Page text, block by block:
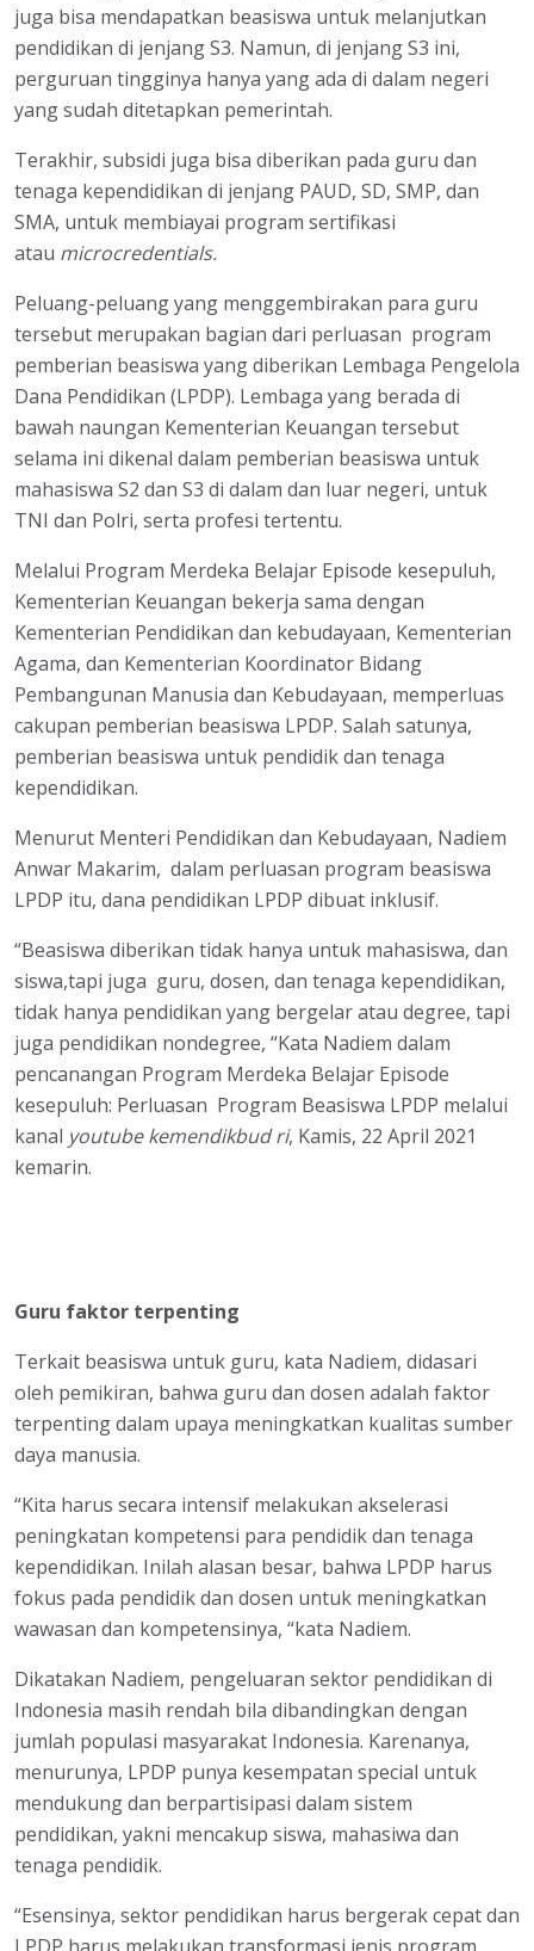
juga bisa mendapatkan beasiswa untuk melanjutkan
pendidikan di jenjang S3. Namun, di jenjang S3 ini,
perguruan tingginya hanya yang ada di dalam negeri
yang sudah ditetapkan pemerintah.
Terakhir, subsidi juga bisa diberikan pada guru dan
tenaga kependidikan di jenjang PAUD, SD, SMP, dan
SMA, untuk membiayai program sertifikasi
atau microcredentials.
Peluang-peluang yang menggembirakan para guru
tersebut merupakan bagian dari perluasan program
pemberian beasiswa yang diberikan Lembaga Pengelola
Dana Pendidikan (LPDP). Lembaga yang berada di
bawah naungan Kementerian Keuangan tersebut
selama ini dikenal dalam pemberian beasiswa untuk
mahasiswa S2 dan S3 di dalam dan luar negeri, untuk
TNI dan Polri, serta profesi tertentu.
Melalui Program Merdeka Belajar Episode kesepuluh,
Kementerian Keuangan bekerja sama dengan
Kementerian Pendidikan dan kebudayaan, Kementerian
Agama, dan Kementerian Koordinator Bidang
Pembangunan Manusia dan Kebudayaan, memperluas
cakupan pemberian beasiswa LPDP. Salah satunya,
pemberian beasiswa untuk pendidik dan tenaga
kependidikan.
Menurut Menteri Pendidikan dan Kebudayaan, Nadiem
Anwar Makarim, dalam perluasan program beasiswa
LPDP itu, dana pendidikan LPDP dibuat inklusif.
“Beasiswa diberikan tidak hanya untuk mahasiswa, dan
siswa,tapi juga guru, dosen, dan tenaga kependidikan,
tidak hanya pendidikan yang bergelar atau degree, tapi
juga pendidikan nondegree, “Kata Nadiem dalam
pencanangan Program Merdeka Belajar Episode
kesepuluh: Perluasan Program Beasiswa LPDP melalui
kanal youtube kemendikbud ri, Kamis, 22 April 2021
kemarin.
Guru faktor terpenting
Terkait beasiswa untuk guru, kata Nadiem, didasari
oleh pemikiran, bahwa guru dan dosen adalah faktor
terpenting dalam upaya meningkatkan kualitas sumber
daya manusia.
“Kita harus secara intensif melakukan akselerasi
peningkatan kompetensi para pendidik dan tenaga
kependidikan. Inilah alasan besar, bahwa LPDP harus
fokus pada pendidik dan dosen untuk meningkatkan
wawasan dan kompetensinya, “kata Nadiem.
Dikatakan Nadiem, pengeluaran sektor pendidikan di
Indonesia masih rendah bila dibandingkan dengan
jumlah populasi masyarakat Indonesia. Karenanya,
menurunya, LPDP punya kesempatan special untuk
mendukung dan berpartisipasi dalam sistem
pendidikan, yakni mencakup siswa, mahasiwa dan
tenaga pendidik.
“Esensinya, sektor pendidikan harus bergerak cepat dan